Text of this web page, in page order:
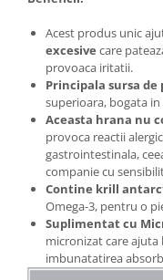
Acest produs unic
excesive care
provoaca iritatii.
Principala sursa de
superioara, bogata in
Aceasta hrana nu
provoca reactii
gastrointestinala,
companie cu
Contine krill
Omega-3, pentru o
Suplimentat cu
micronizat care
imbunatatirea